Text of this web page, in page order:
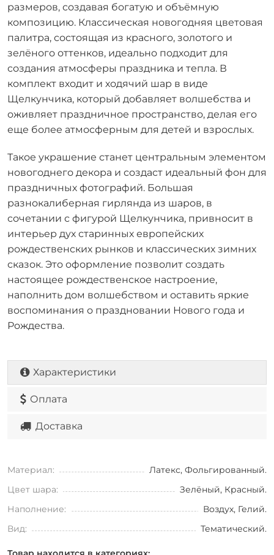
размеров, создавая богатую и объёмную
композицию. Классическая новогодняя цветовая
палитра, состоящая из красного, золотого и
зелёного оттенков, идеально подходит для
создания атмосферы праздника и тепла. В
комплект входит и ходячий шар в виде
Щелкунчика, который добавляет волшебства и
оживляет праздничное пространство, делая его
еще более атмосферным для детей и взрослых.
Такое украшение станет центральным элементом
новогоднего декора и создаст идеальный фон для
праздничных фотографий. Большая
разнокалиберная гирлянда из шаров, в
сочетании с фигурой Щелкунчика, привносит в
интерьер дух старинных европейских
рождественских рынков и классических зимних
сказок. Это оформление позволит создать
настоящее рождественское настроение,
наполнить дом волшебством и оставить яркие
воспоминания о праздновании Нового года и
Рождества.
Характеристики
Оплата
Доставка
Материал:
Латекс, Фольгированный.
Цвет шара:
Зелёный, Красный.
Наполнение:
Воздух, Гелий.
Вид:
Тематический.